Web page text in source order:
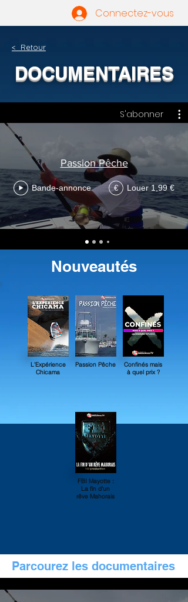
Connectez-vous
< Retour
DOCUMENTAIRES
S'abonner
Passion Pêche
Bande-annonce € Louer 1,99 €
Nouveautés
L'Expérience
Chicama
Passion Pêche
Confinés mais
à quel prix ?
FBI Mayotte :
La fin d'un
rêve Mahorais
Documentaire
Parcourez les documentaires